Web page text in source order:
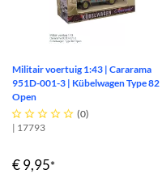
Militair voertuig 1:43 | Cararama
951D-001-3 | Kübelwagen Type 82
Open
     (0)
| 17793
€ 9,95*